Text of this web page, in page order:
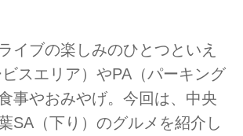
イブの楽しみのひとつといえ
スエリア）やPA（パーキング
事やおみやげ。今回は、中央
SA（下り）のグルメを紹介し